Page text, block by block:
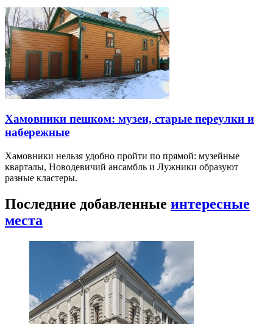
Хамовники пешком: музеи, старые переулки и
набережные
Хамовники нельзя удобно пройти по прямой: музейные
кварталы, Новодевичий ансамбль и Лужники образуют
разные кластеры.
Последние добавленные интересные
места